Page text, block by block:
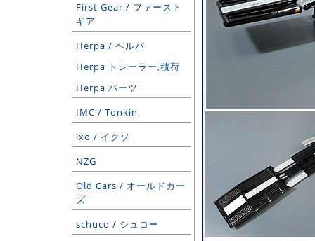
First Gear / ファースト
ギア
Herpa / ヘルパ
Herpa トレーラー,積荷
Herpa パーツ
IMC / Tonkin
ixo / イクソ
NZG
Old Cars / オールドカー
ズ
schuco / シュコー